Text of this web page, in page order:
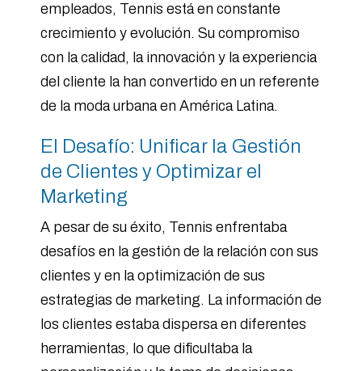
empleados, Tennis está en constante
crecimiento y evolución. Su compromiso
con la calidad, la innovación y la experiencia
del cliente la han convertido en un referente
de la moda urbana en América Latina.
El Desafío: Unificar la Gestión
de Clientes y Optimizar el
Marketing
A pesar de su éxito, Tennis enfrentaba
desafíos en la gestión de la relación con sus
clientes y en la optimización de sus
estrategias de marketing. La información de
los clientes estaba dispersa en diferentes
herramientas, lo que dificultaba la